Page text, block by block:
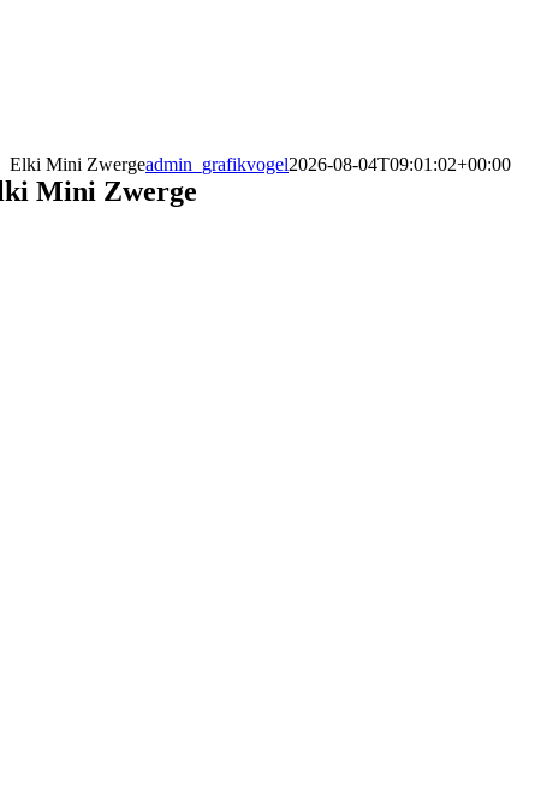
Elki Mini Zwergeadmin_grafikvogel2026-08-04T09:01:02+00:00
Mini Zwerge